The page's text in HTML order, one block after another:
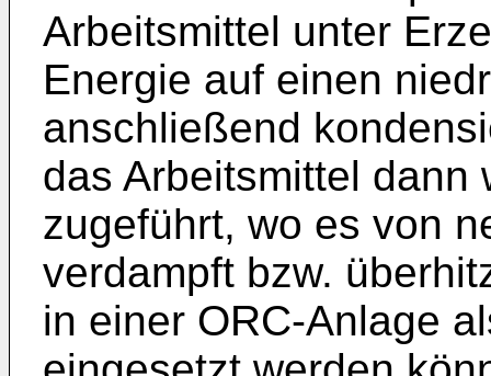
Arbeitsmittel unter
Energie auf einen
anschließend
das Arbeitsmittel dann
zugeführt, wo es von
verdampft bzw.
in einer ORC-Anlage